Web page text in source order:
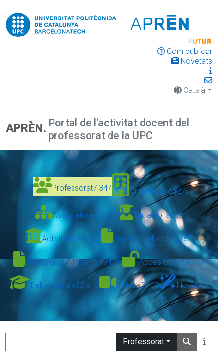
Com publicar
Novetats
Català
APRÈN. Portal de l'activitat docent del
professorat de la UPC
Professorat7,347 Organització327
Assignatures12,328 Titulacions639
Activitats364,434 Innovació docent6,282
Publicacions docents49,136 Accés Obert61,777
Treballs finals83,619 Vídeos3,103 Novetats
Professorat